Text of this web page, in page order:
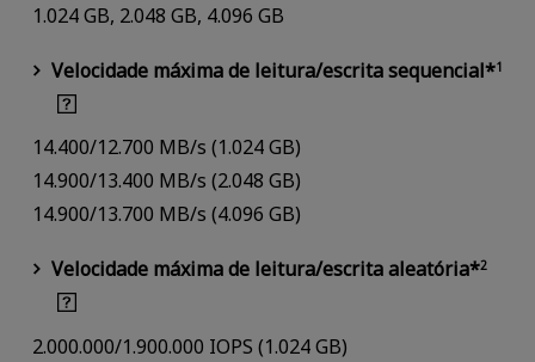
1.024 GB, 2.048 GB, 4.096 GB
Velocidade máxima de leitura/escrita sequencial*1
14.400/12.700 MB/s (1.024 GB)
14.900/13.400 MB/s (2.048 GB)
14.900/13.700 MB/s (4.096 GB)
Velocidade máxima de leitura/escrita aleatória*2
2.000.000/1.900.000 IOPS (1.024 GB)